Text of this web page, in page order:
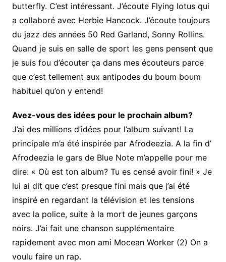
butterfly. C’est intéressant. J’écoute Flying lotus qui
a collaboré avec Herbie Hancock. J’écoute toujours
du jazz des années 50 Red Garland, Sonny Rollins.
Quand je suis en salle de sport les gens pensent que
je suis fou d’écouter ça dans mes écouteurs parce
que c’est tellement aux antipodes du boum boum
habituel qu’on y entend!
Avez-vous des idées pour le prochain album?
J’ai des millions d’idées pour l’album suivant! La
principale m’a été inspirée par Afrodeezia. A la fin d’
Afrodeezia le gars de Blue Note m’appelle pour me
dire: « Où est ton album? Tu es censé avoir fini! » Je
lui ai dit que c’est presque fini mais que j’ai été
inspiré en regardant la télévision et les tensions
avec la police, suite à la mort de jeunes garçons
noirs. J’ai fait une chanson supplémentaire
rapidement avec mon ami Mocean Worker (2) On a
voulu faire un rap.